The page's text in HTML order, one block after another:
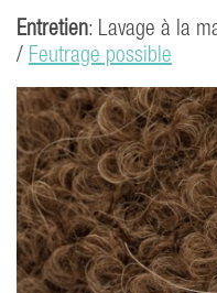
Entretien: Lavage à la
/ Feutrage possible